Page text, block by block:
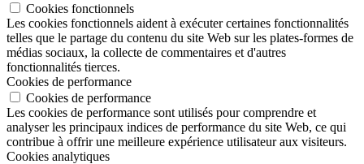
Cookies fonctionnels
Les cookies fonctionnels aident à exécuter certaines fonctionnalités
telles que le partage du contenu du site Web sur les plates-formes de
médias sociaux, la collecte de commentaires et d'autres
fonctionnalités tierces.
Cookies de performance
Cookies de performance
Les cookies de performance sont utilisés pour comprendre et
analyser les principaux indices de performance du site Web, ce qui
contribue à offrir une meilleure expérience utilisateur aux visiteurs.
Cookies analytiques